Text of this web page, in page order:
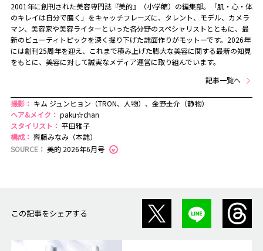
2001年に創刊された美容専門誌『美的』（小学館）の編集部。「肌・心・体
のキレイは自分で磨く」をキャッチフレーズに、タレント、モデル、カメラ
マン、美容家や美容ライターといった各分野のスペシャリストとともに、最
新のビューティトピックを深く掘り下げた誌面作りがモットーです。2026年
には創刊25周年を迎え、これまで積み上げた膨大な美容に関する最新の知見
をもとに、美容に対して誠実なメディア運営に取り組んでいます。
記事一覧へ
撮影： キム ジュンヒョン（TRON、人物）、金野圭介（静物）
ヘア&メイク： paku☆chan
スタイリスト： 平田雅子
構成： 齊藤みなみ（本誌）
SOURCE： 美的 2026年6月号
この記事をシェアする